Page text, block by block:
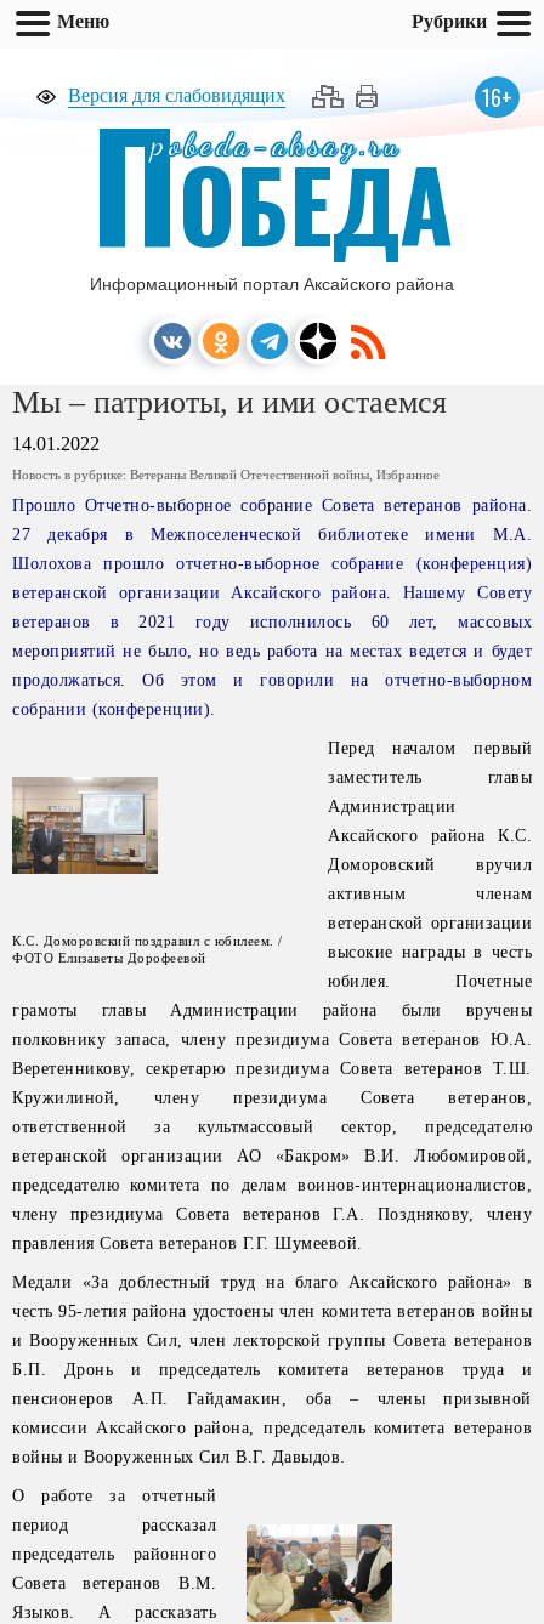
Версия для слабовидящих 16+
pobeda-aksay.ru
ПОБЕДА
Информационный портал Аксайского района
Мы – патриоты, и ими остаемся
14.01.2022
Новость в рубрике: Ветераны Великой Отечественной войны Избранное
Прошло Отчетно-выборное собрание Совета ветеранов района.
27 декабря в Межпоселенческой библиотеке имени М.А.
Шолохова прошло отчетно-выборное собрание (конференция)
ветеранской организации Аксайского района. Нашему Совету
ветеранов в 2021 году исполнилось 60 лет, массовых
мероприятий не было, но ведь работа на местах ведется и будет
продолжаться. Об этом и говорили на отчетно-выборном
собрании (конференции).
К.С. Доморовский поздравил с юбилеем. /
ФОТО Елизаветы Дорофеевой
Перед началом первый
заместитель главы
Администрации
Аксайского района К.С.
Доморовский вручил
активным членам
ветеранской организации
высокие награды в честь
юбилея. Почетные
грамоты главы Администрации района были вручены
полковнику запаса, члену президиума Совета ветеранов Ю.А.
Веретенникову, секретарю президиума Совета ветеранов Т.Ш.
Кружилиной, члену президиума Совета ветеранов,
ответственной за культмассовый сектор, председателю
ветеранской организации АО «Бакром» В.И. Любомировой,
председателю комитета по делам воинов-интернационалистов,
члену президиума Совета ветеранов Г.А. Позднякову, члену
правления Совета ветеранов Г.Г. Шумеевой.
Медали «За доблестный труд на благо Аксайского района» в
честь 95-летия района удостоены член комитета ветеранов войны
и Вооруженных Сил, член лекторской группы Совета ветеранов
Б.П. Дронь и председатель комитета ветеранов труда и
пенсионеров А.П. Гайдамакин, оба – члены призывной
комиссии Аксайского района, председатель комитета ветеранов
войны и Вооруженных Сил В.Г. Давыдов.
О работе за отчетный
период рассказал
председатель районного
Совета ветеранов В.М.
Языков. А рассказать
Меню Рубрики